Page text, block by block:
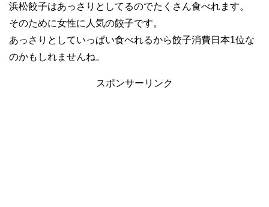
浜松餃子はあっさりとしてるのでたくさん食べれます。
そのために女性に人気の餃子です。
あっさりとしていっぱい食べれるから餃子消費日本1位な
のかもしれませんね。
スポンサーリンク